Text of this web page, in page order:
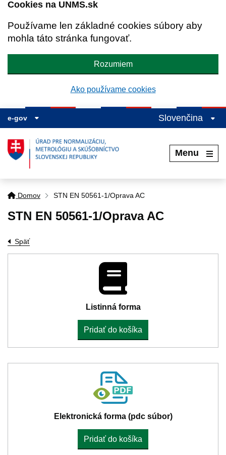
Cookies na UNMS.sk
Používame len základné cookies súbory aby
mohla táto stránka fungovať.
Rozumiem
Ako používame cookies
e-gov Slovenčina
Menu
Domov STN EN 50561-1/Oprava AC
STN EN 50561-1/Oprava AC
Späť
Listinná forma
Pridať do košíka
Elektronická forma (pdc súbor)
Pridať do košíka